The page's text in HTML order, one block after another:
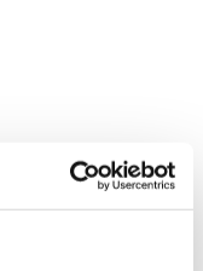
auch